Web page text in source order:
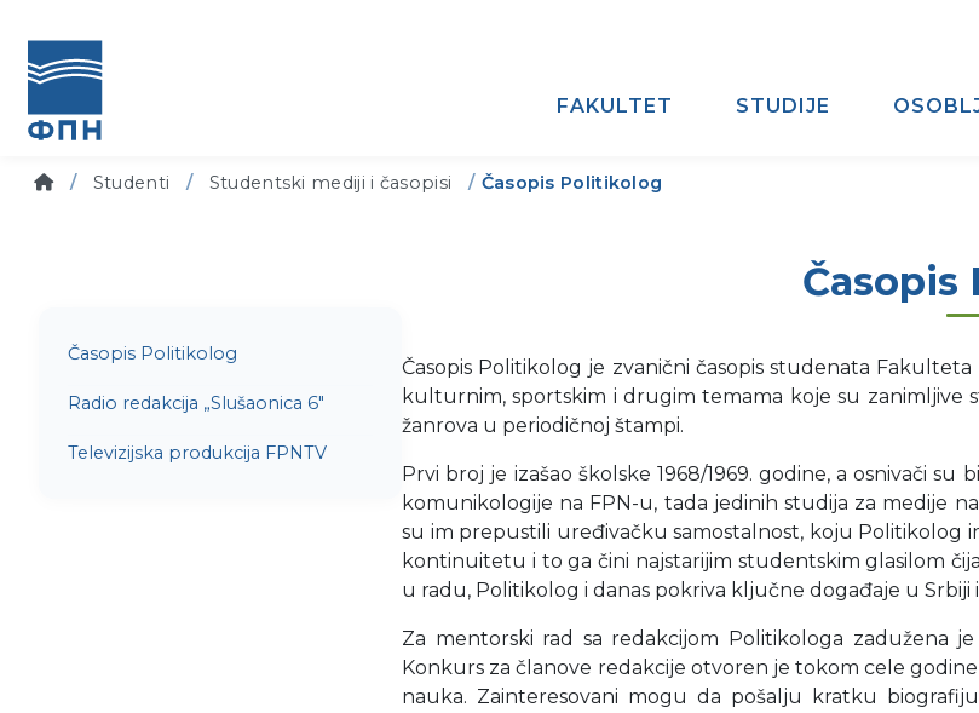
FAKULTET STUDIJE
Studenti Studentski mediji i časopisi Časopis Politikolog
Časopis Politikolog
Radio redakcija „Slušaonica 6"
Televizijska produkcija FPNTV
Časopis
Časopis Politikolog je zvanični časopis studenata
kulturnim, sportskim i drugim temama koje su
žanrova u periodičnoj štampi.
Prvi broj je izašao školske 1968/1969. godine, a osnivači
komunikologije na FPN-u, tada jedinih studija za medije
su im prepustili uređivačku samostalnost, koju Politikolog
kontinuitetu i to ga čini najstarijim studentskim glasilom
u radu, Politikolog i danas pokriva ključne događaje u Srbiji
Za mentorski rad sa redakcijom Politikologa zadužena
Konkurs za članove redakcije otvoren je tokom cele
nauka. Zainteresovani mogu da pošalju kratku